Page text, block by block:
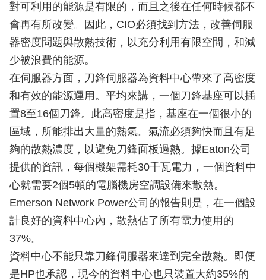
對可利用的能源是有限的，而且之後在任何時候都不
會再有所改變。因此，CIO必須找到方法，改善伺服
器密度問題與散熱技術，以充分利用有限空間，和減
少被浪費的能源。
在伺服器方面，刀鋒伺服器為資料中心帶來了高密度
和有效的能源運用。平均來講，一個刀鋒基座可以插
置8至16個刀鋒。此高密度是指，基座在一個很小的
區域，所能排出大量的熱氣。氣流必須夠快而且有足
夠的散熱濃度，以避免刀鋒面板過熱。據Eaton公司
提供的資訊，每個機架需耗30千瓦電力，一個資料中
心就需要2個5頓的電腦機房空調設備來散熱。
Emerson Network Power公司的報告則是，在一個設
計良好的資料中心內，散熱佔了所有電力使用的
37%。
資料中心不能只靠刀鋒伺服器來達到完全散熱。即便
是HP也承認，現今的資料中心也只裝置大約35%的